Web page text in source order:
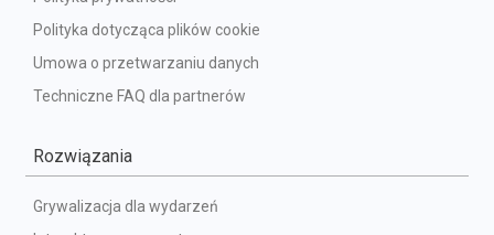
Polityka dotycząca plików cookie
Umowa o przetwarzaniu danych
Techniczne FAQ dla partnerów
Rozwiązania
Grywalizacja dla wydarzeń